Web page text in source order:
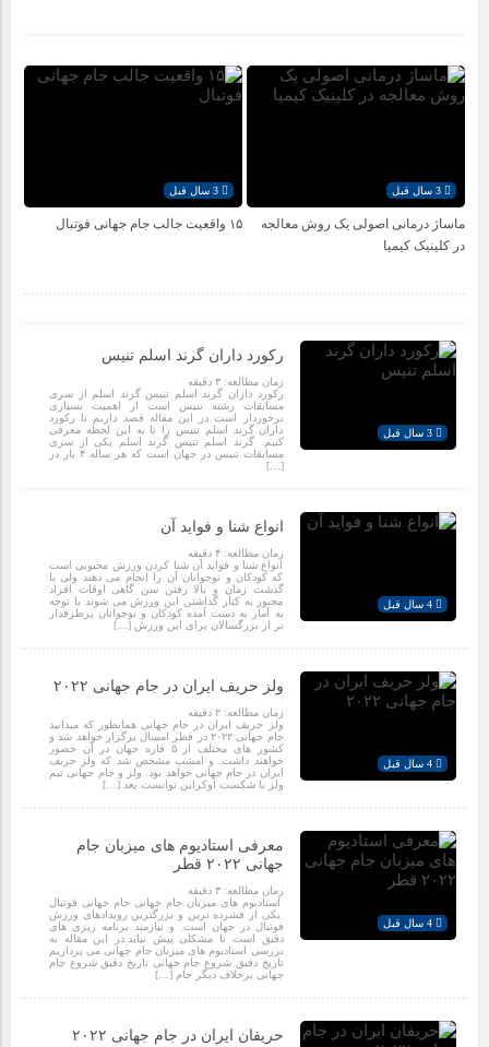
قیمت میلگرد ۱۴ نیشابور: عوامل تأثیرگذار و پیش‌بینی وضعیت
3 سال قبل
ماساژ درمانی اصولی یک روش معالجه
در کلینیک کیمیا
۱۵ واقعیت جالب جام جهانی فوتبال
رکورد داران گرند اسلم تنیس
زمان مطالعه:۳ دقیقه
رکورد داران گرند اسلم تنیس گرند اسلم از سری
مسابقات رشته تنیس است از اهمیت بسیاری
برخوردار است در این مقاله قصد داریم تا رکورد
داران گرند اسلم تنیس را تا به این لحظه معرفی
کنیم. گرند اسلم تنیس گرند اسلم یکی از سری
مسابقات تنیس در جهان است که هر ساله ۴ بار در
[…]
انواع شنا و فواید آن
زمان مطالعه:۴ دقیقه
انواع شنا و فواید آن شنا کردن ورزش محبوبی است
که کودکان و نوجوانان آن را انجام می دهند ولی با
گذشت زمان و بالا رفتن سن گاهی اوقات افراد
مجبور به کنار گذاشتن این ورزش می شوند با توجه
به آمار به دست آمده کودکان و نوجوانان پرطرفدار
تر از بزرگسالان برای این ورزش […]
ولز حریف ایران در جام جهانی ۲۰۲۲
زمان مطالعه:۲ دقیقه
ولز حریف ایران در جام جهانی همانطور که میدانید
جام جهانی ۲۰۲۲ در قطر امسال برگزار خواهد شد و
کشور های مختلف از ۵ قاره جهان در آن حضور
خواهند داشت. و امشب مشخص شد که ولز حریف
ایران در جام جهانی خواهد بود. ولز و جام جهانی تیم
ولز با شکست اوکراین توانست بعد […]
معرفی استادیوم های میزبان جام
جهانی ۲۰۲۲ قطر
زمان مطالعه:۳ دقیقه
استادیوم های میزبان جام جهانی جام جهانی فوتبال
یکی از فشرده ترین و بزرگترین رویدادهای ورزش
فوتبال در جهان است. و نیازمند برنامه ریزی های
دقیق است تا مشکلی پیش نیاید.در این مقاله به
بررسی استادیوم های میزبان جام جهانی می پردازیم
تاریخ دقیق شروع جام جهانی تاریخ دقیق شروع جام
جهانی برخلاف دیگر جام […]
حریفان ایران در جام جهانی ۲۰۲۲